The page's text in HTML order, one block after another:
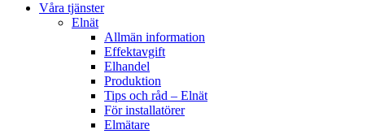
Våra tjänster
Elnät
Allmän information
Effektavgift
Elhandel
Produktion
Tips och råd – Elnät
För installatörer
Elmätare